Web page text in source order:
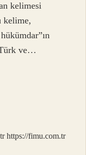
kelimesi
kelime,
ve…
https://fimu.com.tr